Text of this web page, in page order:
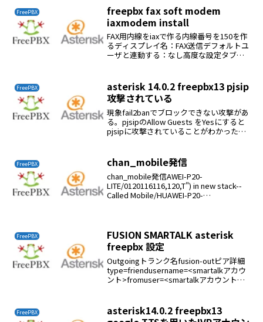
は着信しない暗証...
FreePBX
freepbx fax soft modem
iaxmodem install
FAX用内線をiaxで作る内線番号を150を作
るディスプレイ名：FAX送信デフォルトユ
ーザと連動する：なし高度な設定タブ内
FreePBX
asterisk 14.0.2 freepbx13 pjsip
攻撃されている
現象fail2banでブロックできない攻撃があ
る。pjsipのAllow Guests をYesにすると
pjsipに攻撃されていることがわかった。
FreePBX chan_mobile発信
chan_mobile発信AWEI-P20-
LITE/0120116116,120,T") in new stack--
Called Mobile/HUAWEI-P20-
FreePBX
FUSION SMARTALK asterisk
freepbx 設定
Outgoingトランク名fusion-outピア詳細
type=friendusername=<smartalkアカウ
ント>fromuser=<smartalkアカウント
FreePBX
asterisk14.0.2 freepbx13